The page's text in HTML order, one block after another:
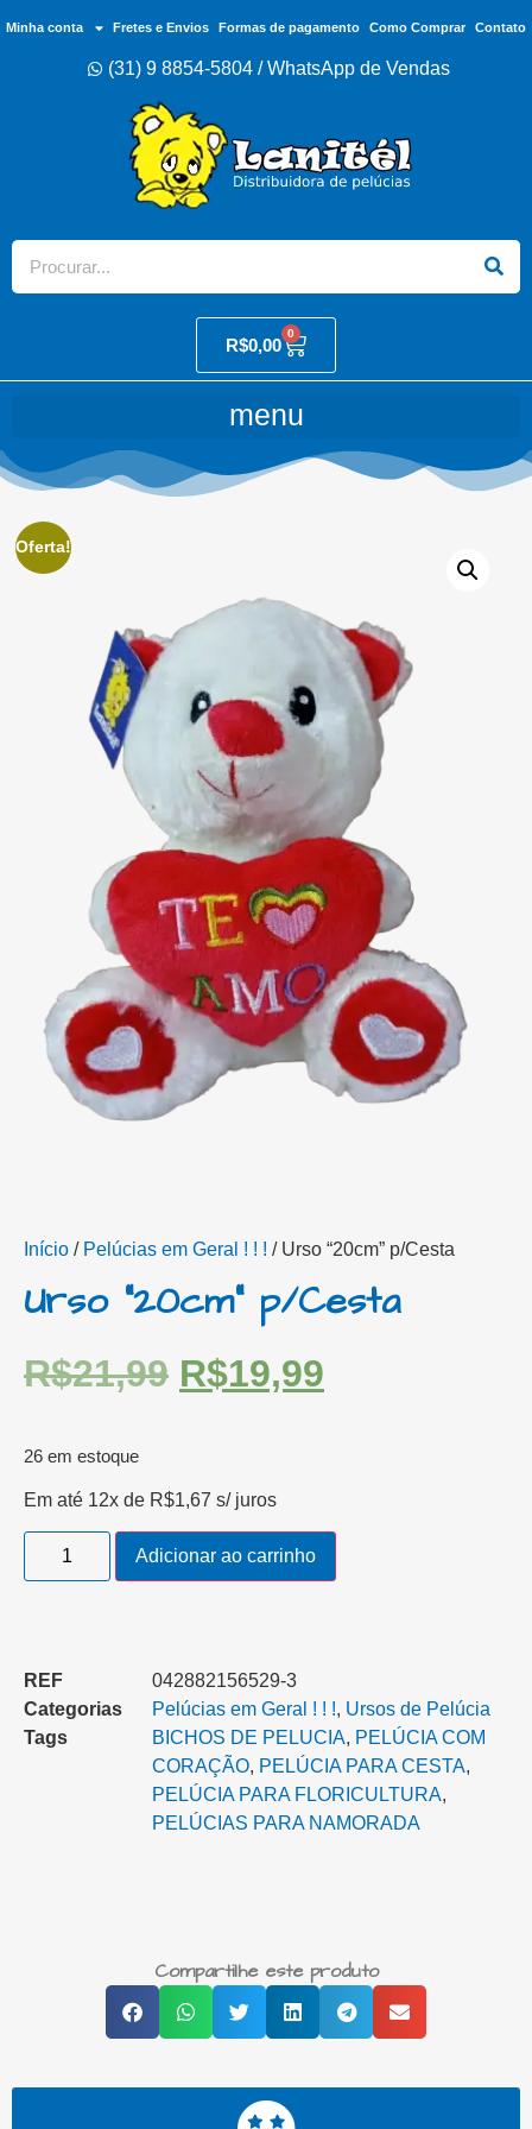
Minha conta Fretes e Envios Formas de pagamento Como Comprar Contato
(31) 9 8854-5804 / WhatsApp de Vendas
R$0,00
0
Oferta!
Início / Pelúcias em Geral ! ! ! / Urso “20cm” p/Cesta
Urso “20cm” p/Cesta
R$21,99 R$19,99
26 em estoque
Em até 12x de R$1,67 s/ juros
Adicionar ao carrinho
REF
042882156529-3
Categorias
Pelúcias em Geral ! ! !, Ursos de Pelúcia
Tags
BICHOS DE PELUCIA, PELÚCIA COM
CORAÇÃO, PELÚCIA PARA CESTA‎,
PELÚCIA PARA FLORICULTURA,
PELÚCIAS PARA NAMORADA
Compartilhe este produto